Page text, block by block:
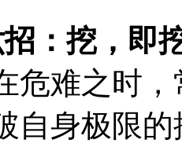
挖，即
难之时，
自身极限